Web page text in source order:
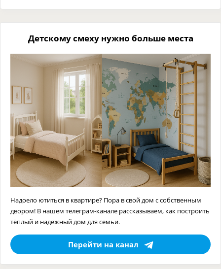
Детскому смеху нужно больше места
Надоело ютиться в квартире? Пора в свой дом с собственным
двором! В нашем телеграм-канале рассказываем, как построить
тёплый и надёжный дом для семьи.
Перейти на канал